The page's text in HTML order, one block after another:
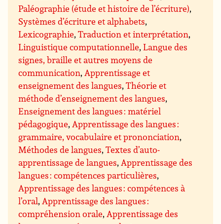
Paléographie (étude et histoire de l’écriture),
Systèmes d’écriture et alphabets,
Lexicographie,Traduction et interprétation,
Linguistique computationnelle,Langue des
signes, braille et autres moyens de
communication,Apprentissage et
enseignement des langues,Théorie et
méthode d’enseignement des langues,
Enseignement des langues : matériel
pédagogique,Apprentissage des langues :
grammaire, vocabulaire et prononciation,
Méthodes de langues,Textes d’auto-
apprentissage de langues,Apprentissage des
langues : compétences particulières,
Apprentissage des langues : compétences à
l’oral,Apprentissage des langues :
compréhension orale,Apprentissage des